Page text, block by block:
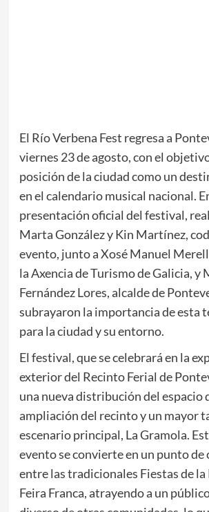
El Río Verbena Fest regresa a
viernes 23 de agosto, con el
posición de la ciudad como un
en el calendario musical nacional.
presentación oficial del festival,
Marta González y Kin Martínez,
evento, junto a Xosé Manuel
la Axencia de Turismo de Galicia, y
Fernández Lores, alcalde de
subrayaron la importancia de esta
para la ciudad y su entorno.
El festival, que se celebrará en la
exterior del Recinto Ferial de
una nueva distribución del espacio
ampliación del recinto y un mayor
escenario principal, La Gramola.
evento se convierte en un punto
entre las tradicionales Fiestas de la
Feira Franca, atrayendo a un